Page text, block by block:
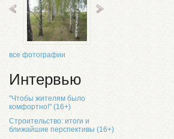
все фотографии
Интервью
"Чтобы жителям было
комфортно!" (16+)
Строительство: итоги и
ближайшие перспективы (16+)